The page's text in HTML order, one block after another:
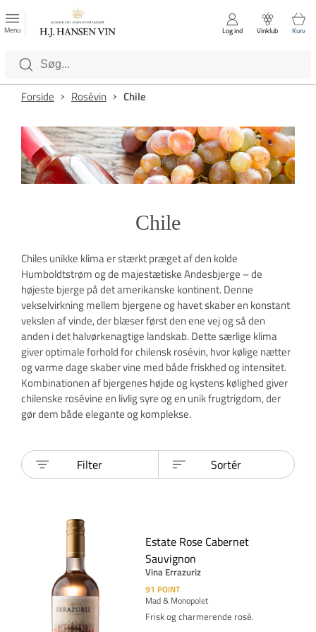
Luk
Kategorier
Menu Log ind Vinklub Kurv
Forside Rosévin Chile
Chile
Chiles unikke klima er stærkt præget af den kolde
Humboldtstrøm og de majestætiske Andesbjerge – de
højeste bjerge på det amerikanske kontinent. Denne
vekselvirkning mellem bjergene og havet skaber en konstant
vekslen af vinde, der blæser først den ene vej og så den
anden i det halvørkenagtige landskab. Dette særlige klima
giver optimale forhold for chilensk rosévin, hvor kølige nætter
og varme dage skaber vine med både friskhed og intensitet.
Kombinationen af bjergenes højde og kystens kølighed giver
chilenske rosévine en livlig syre og en unik frugtrigdom, der
gør dem både elegante og komplekse.
Filter Sortér
Estate Rose Cabernet
Sauvignon
Vina Errazuriz
91 POINT
Mad & Monopolet
Frisk og charmerende rosé.